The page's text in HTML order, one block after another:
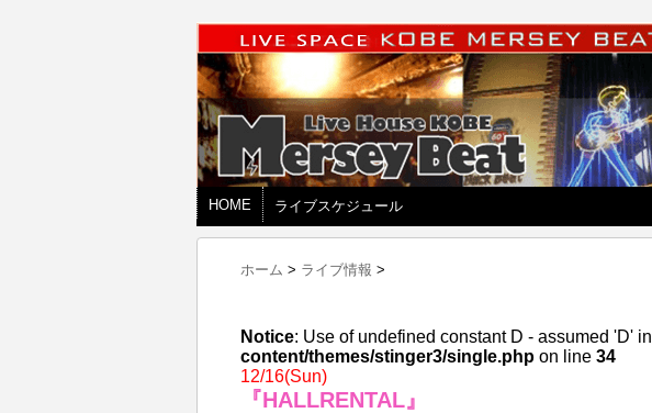
HOME ライブスケジュール
ホーム > ライブ情報 >
Notice: Use of undefined constant D - assumed 'D' in
content/themes/stinger3/single.php on line 34
12/16(Sun)
『HALLRENTAL』